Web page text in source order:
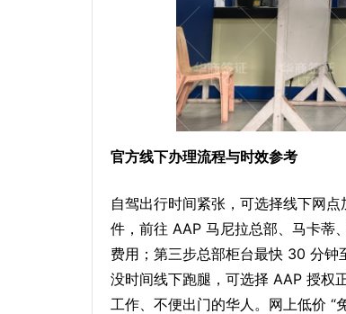
官方线下办理流程与时效参考
自驾出行时间紧张，可选择线下网
件，前往 AAP 马尼拉总部、马卡蒂
费用；第三步总部柜台最快 30 分钟
没时间线下跑腿，可选择 AAP 授权
工作、不便出门的华人。网上低价 “